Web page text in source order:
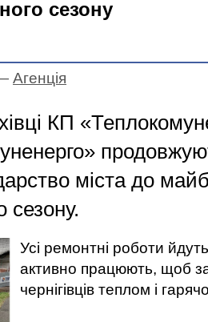
сезону
Агенцiя
КП
міста до
сезону.
Усі ремонтні роботи
активно працюють, щоб
чернігівців теплом і